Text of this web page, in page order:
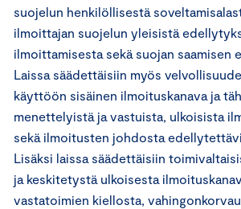
suojelun henkilöllisestä
ilmoittajan suojelun yleisistä
ilmoittamisesta sekä suojan saamisen
Laissa säädettäisiin myös
käyttöön sisäinen ilmoituskanava ja
menettelyistä ja vastuista, ulkoisista
sekä ilmoitusten johdosta
Lisäksi laissa säädettäisiin
ja keskitetystä ulkoisesta
vastatoimien kiellosta,